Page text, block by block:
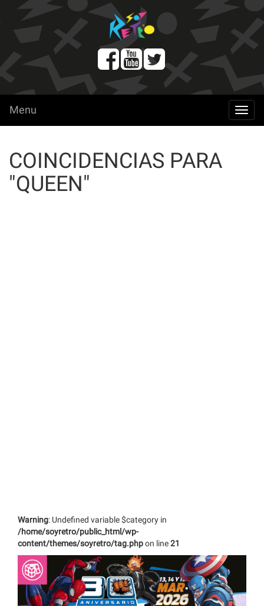
menu
Menu
COINCIDENCIAS PARA
"QUEEN"
Warning: Undefined variable $category in
/home/soyretro/public_html/wp-
content/themes/soyretro/tag.phpon line21